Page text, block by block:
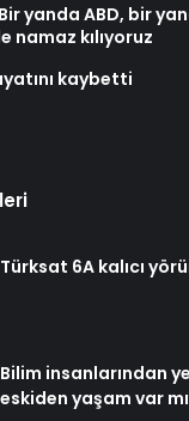
yanda ABD, bir
namaz kılıyoruz
kaybetti
Türksat 6A kalıcı
Bilim insanlarından
eskiden yaşam var